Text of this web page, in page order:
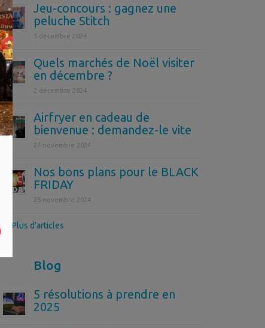
Jeu-concours : gagnez une
peluche Stitch
5 décembre 2024
Quels marchés de Noël visiter
en décembre ?
2 décembre 2024
Airfryer en cadeau de
bienvenue : demandez-le vite
27 novembre 2024
Nos bons plans pour le BLACK
FRIDAY
25 novembre 2024
>> Plus d'articles
Blog
5 résolutions à prendre en
2025